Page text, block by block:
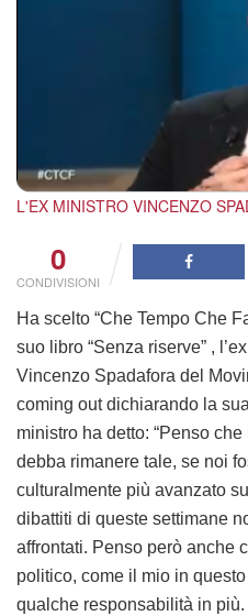
L'EX MINISTRO VINCENZO
0
CONDIVISIONI
Ha scelto “Che Tempo Che
suo libro “Senza riserve” ,
Vincenzo Spadafora del
coming out dichiarando la
ministro ha detto: “Penso
debba rimanere tale, se noi
culturalmente più avanzato
dibattiti di queste settimane
affrontati. Penso però anche
politico, come il mio in
qualche responsabilità in più.